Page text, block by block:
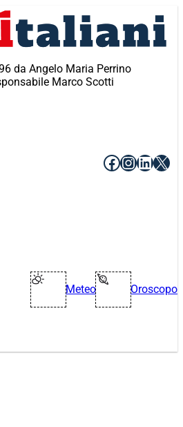
da Angelo Maria Perrino
Marco Scotti
Facebook
X
Meteo Oroscopo